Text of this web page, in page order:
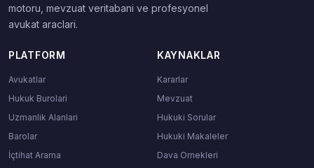
motoru, mevzuat veritabani ve profesyonel
avukat araclari.
PLATFORM
Avukatlar
Hukuk Burolari
Uzmanlik Alanlari
Barolar
İçtihat Arama
KAYNAKLAR
Kararlar
Mevzuat
Hukuki Sorular
Hukuki Makaleler
Dava Ornekleri